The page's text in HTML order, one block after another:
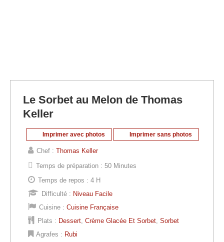
Le Sorbet au Melon de Thomas
Keller
Imprimer avec photos Imprimer sans photos
Chef : Thomas Keller
Temps de préparation : 50 Minutes
Temps de repos : 4 H
Difficulté : Niveau Facile
Cuisine : Cuisine Française
Plats : Dessert, Crème Glacée Et Sorbet, Sorbet
Agrafes : Rubi